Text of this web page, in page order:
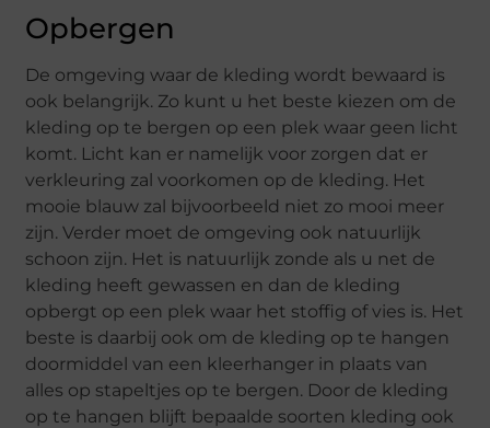
Opbergen
De omgeving waar de kleding wordt bewaard is
ook belangrijk. Zo kunt u het beste kiezen om de
kleding op te bergen op een plek waar geen licht
komt. Licht kan er namelijk voor zorgen dat er
verkleuring zal voorkomen op de kleding. Het
mooie blauw zal bijvoorbeeld niet zo mooi meer
zijn. Verder moet de omgeving ook natuurlijk
schoon zijn. Het is natuurlijk zonde als u net de
kleding heeft gewassen en dan de kleding
opbergt op een plek waar het stoffig of vies is. Het
beste is daarbij ook om de kleding op te hangen
doormiddel van een kleerhanger in plaats van
alles op stapeltjes op te bergen. Door de kleding
op te hangen blijft bepaalde soorten kleding ook